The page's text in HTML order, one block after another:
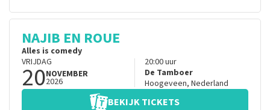
NAJIB EN ROUE
Alles is comedy
VRIJDAG
20NOVEMBER
2026
20:00uur
De Tamboer
Hoogeveen, Nederland
BEKIJK TICKETS